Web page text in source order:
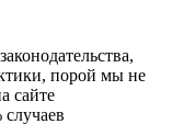
порой мы не
сайте